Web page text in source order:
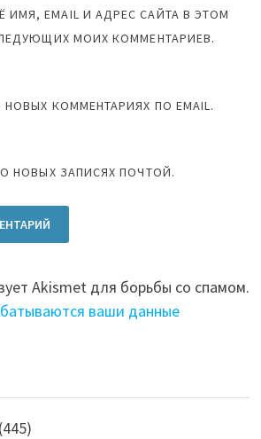
ИМЯ, EMAIL И АДРЕС САЙТА В ЭТОМ
МОИХ КОММЕНТАРИЕВ.
КОММЕНТАРИЯХ ПО EMAIL.
НОВЫХ ЗАПИСЯХ ПОЧТОЙ.
Akismet для борьбы со спамом.
ваши данные
(445)